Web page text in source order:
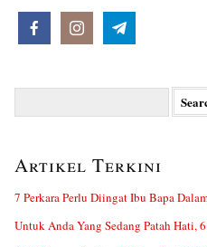
Artikel Terkini
7 Perkara Perlu Diingat Ibu Bapa
Untuk Anda Yang Sedang Patah Hati,